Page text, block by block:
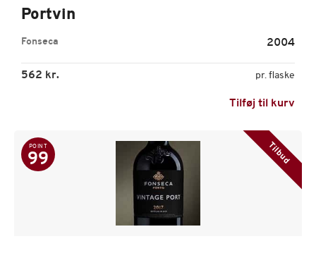
Portvin
Fonseca 2004
562 kr. pr. flaske
Tilføj til kurv
Tilbud
POINT
99